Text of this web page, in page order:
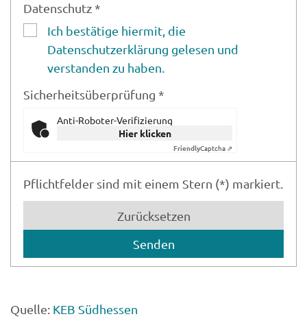
Datenschutz *
Ich bestätige hiermit, die
Datenschutzerklärung gelesen und
verstanden zu haben.
Sicherheitsüberprüfung *
Anti-Roboter-Verifizierung
Hier klicken
FriendlyCaptcha ⇗
Pflichtfelder sind mit einem Stern (*) markiert.
Zurücksetzen
Quelle: KEB Südhessen